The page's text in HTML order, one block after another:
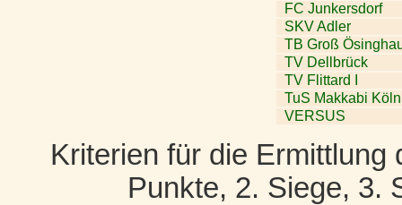
FC Junkersdorf
SKV Adler
TB Groß
TV Dellbrück
TV Flittard I
TuS Makkabi Köln
VERSUS
Kriterien für die
Punkte, 2. Siege, 3.